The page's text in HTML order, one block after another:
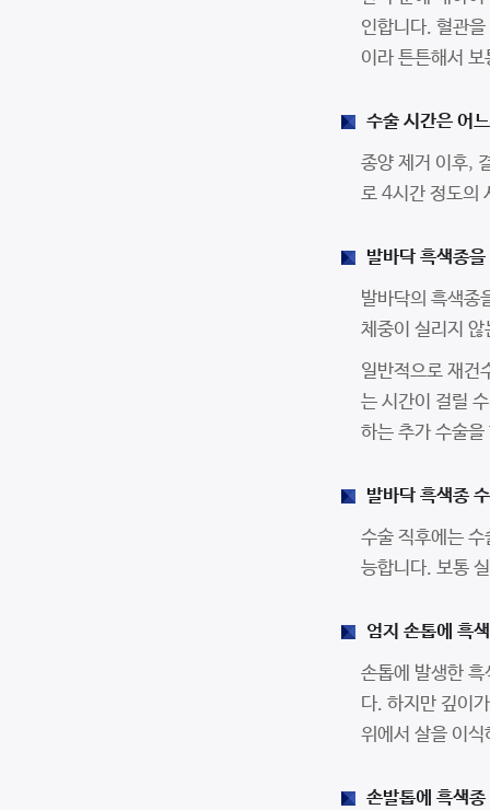
인합니다. 혈관
이라 튼튼해서
수술 시간은 어
종양 제거 이후,
로 4시간 정도의
발바닥 흑색종
발바닥의 흑색종
체중이 실리지
일반적으로 재건
는 시간이 걸릴
하는 추가 수술
발바닥 흑색종
수술 직후에는
능합니다. 보통
엄지 손톱에 흑
손톱에 발생한
다. 하지만 깊이
위에서 살을 이
손발톱에 흑색